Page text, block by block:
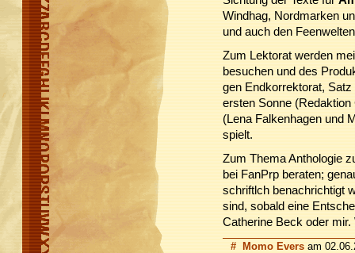
Windhag, Nordmarken
und auch den
Zum Lektorat werden
besuchen und des
gen Endkorrektorat,
ersten Sonne
(Lena Falkenhagen und
spielt.
Zum Thema Anthologie
bei FanPrp beraten;
schriftlch benachrichtigt
sind, sobald eine
Catherine Beck oder
# Momo Evers am